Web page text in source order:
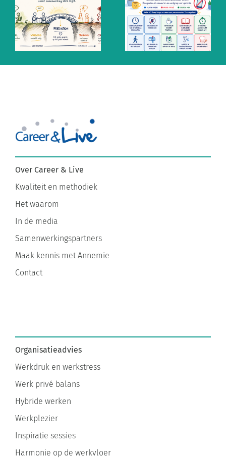
staan? De
mythe van
snel
de mentale
prik tegen
altijd
Over Career & Live
Kwaliteit en methodiek
Het waarom
In de media
Samenwerkingspartners
Maak kennis met Annemie
Contact
Organisatieadvies
Werkdruk en werkstress
Werk privé balans
Hybride werken
Werkplezier
Inspiratie sessies
Harmonie op de werkvloer